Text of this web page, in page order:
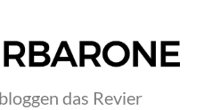
das Revier